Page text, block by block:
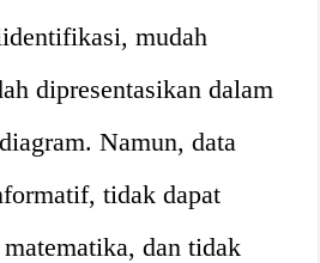
mudah
dipresentasikan dalam
Namun, data
tidak dapat
dan tidak